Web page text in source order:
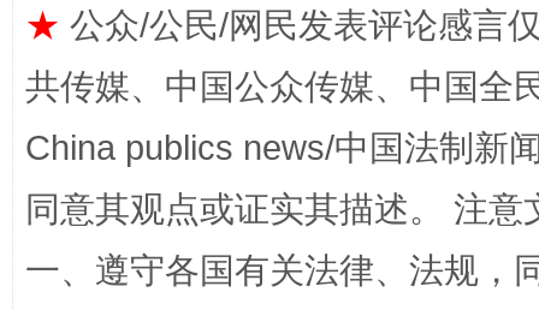
揭批美国五大"原罪" "炒
★ 公众/公民/网民发表评论感言
共传媒、中国公众传媒、中国全
China publics news/中国法制新
同意其观点或证实其描述。 注
一、遵守各国有关法律、法规，